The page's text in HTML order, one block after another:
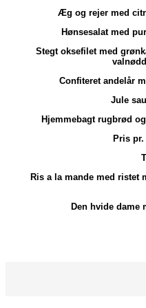
Æg og rejer med
Hønsesalat med
Stegt oksefilet med
Confiteret andelår
Jule
Hjemmebagt rugbrød
Pris pr.
Ris a la mande med ristet
Den hvide dame